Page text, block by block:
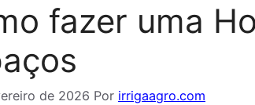
fazer uma
de 2026 Por irrigaagro.com